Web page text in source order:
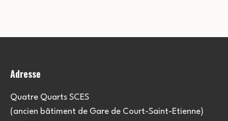
Adresse
Quatre Quarts SCES
(ancien bâtiment de Gare de Court-Saint-Etienne)